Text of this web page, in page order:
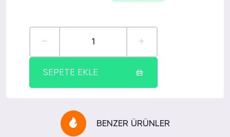
SEPETE EKLE
BENZER ÜRÜNLER